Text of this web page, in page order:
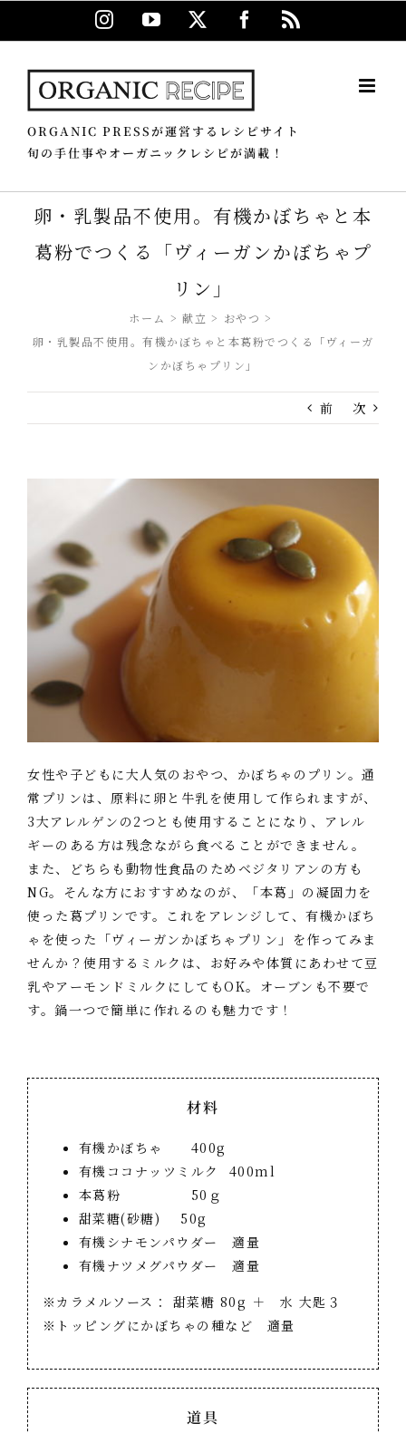
Instagram
YouTube Facebook
ORGANIC PRESSが運営するレシピサイト
旬の手仕事やオーガニックレシピが満載！
卵・乳製品不使用。有機かぼちゃと本
葛粉でつくる「ヴィーガンかぼちゃプ
リン」
ホーム 献立
おやつ
卵・乳製品不使用。有機かぼちゃと本葛粉でつくる「ヴィーガ
ンかぼちゃプリン」
前 次
女性や子どもに大人気のおやつ、かぼちゃのプリン。通
常プリンは、原料に卵と牛乳を使用して作られますが、
3大アレルゲンの2つとも使用することになり、アレル
ギーのある方は残念ながら食べることができません。
また、どちらも動物性食品のためベジタリアンの方も
NG。そんな方におすすめなのが、「本葛」の凝固力を
使った葛プリンです。これをアレンジして、有機かぼち
ゃを使った「ヴィーガンかぼちゃプリン」を作ってみま
せんか？使用するミルクは、お好みや体質にあわせて豆
乳やアーモンドミルクにしてもOK。オーブンも不要で
す。鍋一つで簡単に作れるのも魅力です！
材料
有機かぼちゃ 400g
有機ココナッツミルク 400ml
本葛粉 50ｇ
甜菜糖(砂糖) 50g
有機シナモンパウダー 適量
有機ナツメグパウダー 適量
※カラメルソース： 甜菜糖 80g ＋ 水 大匙３
※トッピングにかぼちゃの種など 適量
道具